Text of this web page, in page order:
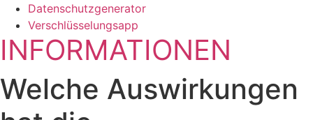
Datenschutzgenerator
Verschlüsselungsapp
INFORMATIONEN
Welche Auswirkungen